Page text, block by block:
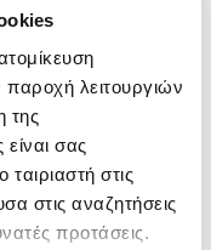
παροχή λειτουργιών
της
σας
στις
στις αναζητήσεις
προτάσεις.